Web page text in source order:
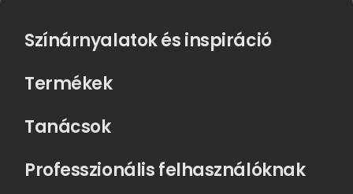
Színárnyalatok és inspiráció
Termékek
Tanácsok
Professzionális felhasználóknak